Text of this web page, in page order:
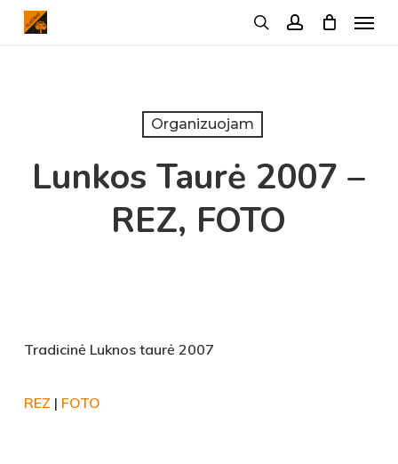
Skip
Menu
Organizuojam
Lunkos Taurė 2007 –
REZ, FOTO
Tradicinė Luknos taurė 2007
REZ | FOTO